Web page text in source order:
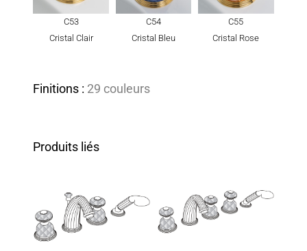
C53
Cristal Clair
C54
Cristal Bleu
C55
Cristal Rose
Finitions : 29 couleurs
Produits liés